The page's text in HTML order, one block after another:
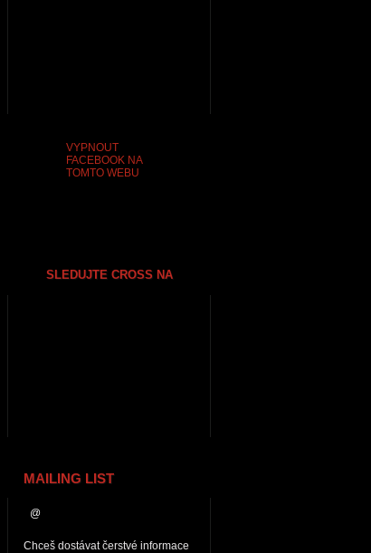
VYPNOUT
FACEBOOK NA
TOMTO WEBU
SLEDUJTE CROSS NA
MAILING LIST
Chceš dostávat čerstvé informace